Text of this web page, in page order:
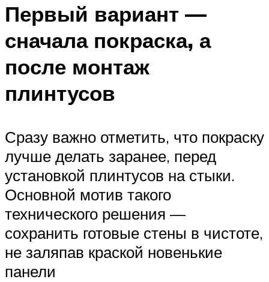
Первый вариант —
сначала покраска, а
после монтаж
плинтусов
Сразу важно отметить, что покраску
лучше делать заранее, перед
установкой плинтусов на стыки.
Основной мотив такого
технического решения —
сохранить готовые стены в чистоте,
не заляпав краской новенькие
панели